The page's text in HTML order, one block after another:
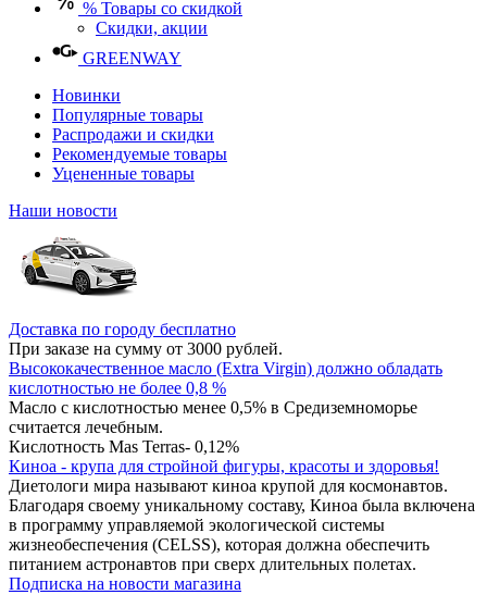
% Товары со скидкой
Скидки, акции
GREENWAY
Новинки
Популярные товары
Распродажи и скидки
Рекомендуемые товары
Уцененные товары
Наши новости
Доставка по городу бесплатно
При заказе на сумму от 3000 рублей.
Высококачественное масло (Extra Virgin) должно обладать
кислотностью не более 0,8 %
Масло с кислотностью менее 0,5% в Средиземноморье
считается лечебным.
Кислотность Mas Terras- 0,12%
Киноа - крупа для стройной фигуры, красоты и здоровья!
Диетологи мира называют киноа крупой для космонавтов.
Благодаря своему уникальному составу, Киноа была включена
в программу управляемой экологической системы
жизнеобеспечения (CELSS), которая должна обеспечить
питанием астронавтов при сверх длительных полетах.
Подписка на новости магазина